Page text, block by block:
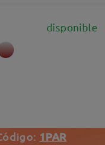
disponible
1PAR